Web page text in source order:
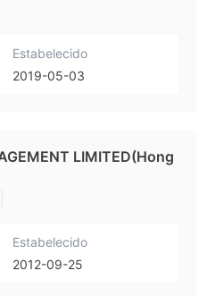
Estabelecido
2019-05-03
LIMITED(Hong
Estabelecido
2012-09-25